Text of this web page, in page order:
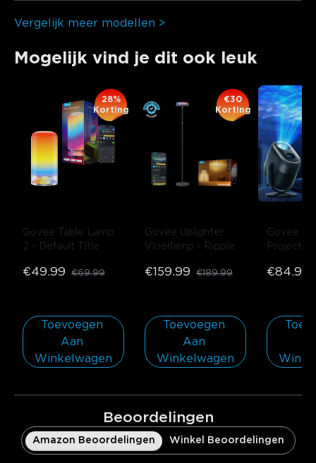
Vergelijk meer modellen >
Mogelijk vind je dit ook leuk
Govee Table Lamp
2 - Default Title
28%
Korting
€49.99 €69.99
Toevoegen
Aan
Winkelwagen
Govee Uplighter
Vloerlamp - Ripple
€30
Korting
€159.99 €189.99
Toevoegen
Aan
Winkelwagen
Govee
Projector
Black
€84.99
Beoordelingen
Amazon Beoordelingen Winkel Beoordelingen